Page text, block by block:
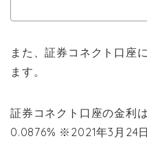
また、証券コネクト口座
ます。
証券コネクト口座の金利
0.0876% ※2021年3月24